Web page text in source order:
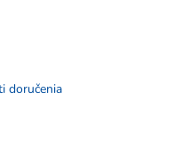
doručenia